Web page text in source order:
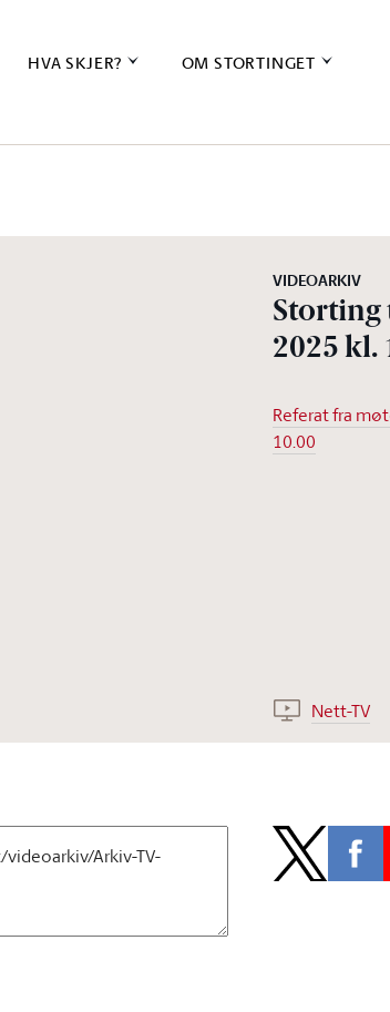
HVA SKJER? OM STORTINGET
VIDEOARKIV
Storting
2025 kl.
Referat fra
10.00
Nett-TV